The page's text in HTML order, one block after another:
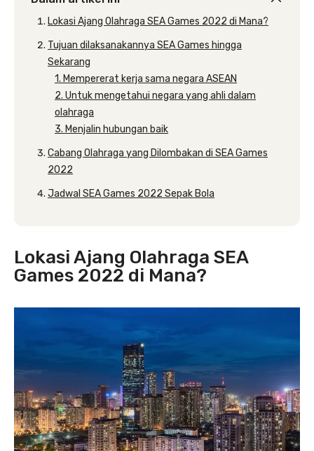
Lokasi Ajang Olahraga SEA Games 2022 di Mana?
Tujuan dilaksanakannya SEA Games hingga
Sekarang
1. Mempererat kerja sama negara ASEAN
2. Untuk mengetahui negara yang ahli dalam
olahraga
3. Menjalin hubungan baik
Cabang Olahraga yang Dilombakan di SEA Games
2022
Jadwal SEA Games 2022 Sepak Bola
Lokasi Ajang Olahraga SEA
Games 2022 di Mana?